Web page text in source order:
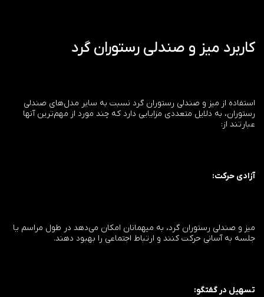
کاربرد میز و صندلی رستوران گرد
استفاده از میز و صندلی رستوران گرد نسبت به سایر مدل‌های صندلی
رستوران، به دلایل متعددی مزایایی دارد که چند مورد از مهم‌ترین آنها
عبارتند از:
آزادی حرکت:
میز و صندلی رستوران گرد، به میهمانان امکان می‌دهد در طول مراسم یا
جلسه به آسانی حرکت کنند و ارتباط اجتماعی را بهبود دهند.
تسهیل در گفتگو: